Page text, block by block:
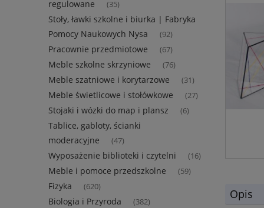
regulowane
(35)
Stoły, ławki szkolne i biurka | Fabryka
Pomocy Naukowych Nysa
(92)
Pracownie przedmiotowe (67)
Meble szkolne skrzyniowe (76)
Meble szatniowe i korytarzowe (31)
Meble świetlicowe i stołówkowe (27)
Stojaki i wózki do map i plansz (6)
Tablice, gabloty, ścianki
moderacyjne
(47)
Wyposażenie biblioteki i czytelni (16)
Meble i pomoce przedszkolne (59)
Fizyka (620)
Biologia i Przyroda (382)
Opis